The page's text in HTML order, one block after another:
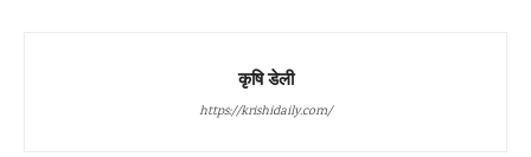
कृषि डेली
https://krishidaily.com/